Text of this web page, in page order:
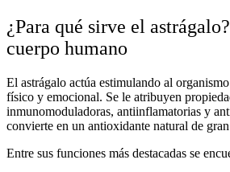
¿Para qué sirve el astrágalo
cuerpo humano
El astrágalo actúa estimulando al
físico y emocional. Se le atribuyen
inmunomoduladoras, antiinflamatorias y
convierte en un antioxidante natural de
Entre sus funciones más destacadas se